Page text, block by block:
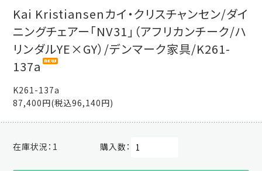
Kai Kristiansenカイ・クリスチャンセン/ダイ
ニングチェアー「NV31」（アフリカンチーク/ハ
リンダルYE×GY）/デンマーク家具/K261-
137a
K261-137a
87,400円(税込96,140円)
在庫状況： 1 購入数：